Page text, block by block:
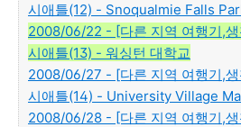
시애틀(12) - Snoqualmie Falls
2008/06/22 - [다른 지역 여행기,
시애틀(13) - 워싱턴 대학교
2008/06/27 - [다른 지역 여행기,
시애틀(14) - University Village
2008/06/28 - [다른 지역 여행기,